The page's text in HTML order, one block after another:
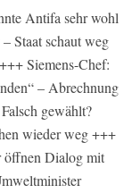
Antifa sehr wohl
Staat schaut weg
Siemens-Chef:
– Abrechnung
gewählt?
wieder weg +++
öffnen Dialog mit